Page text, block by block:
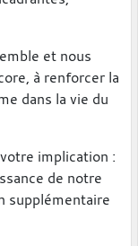
et nous
à renforcer la
dans la vie du
implication :
de notre
supplémentaire